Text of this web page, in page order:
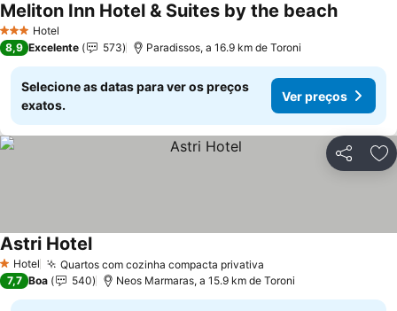
3 EstrelasHotel
Meliton Inn Hotel & Suites by the beach
8,9 Excelente 573 Paradissos, a 16.9 km de Toroni
Selecione as datas para ver os preços
exatos.
Ver preços
Partilhar
1 Estrelas
Hotel Quartos com cozinha compacta privativa
Astri Hotel
7,7 Boa 540 Neos Marmaras, a 15.9 km de Toroni